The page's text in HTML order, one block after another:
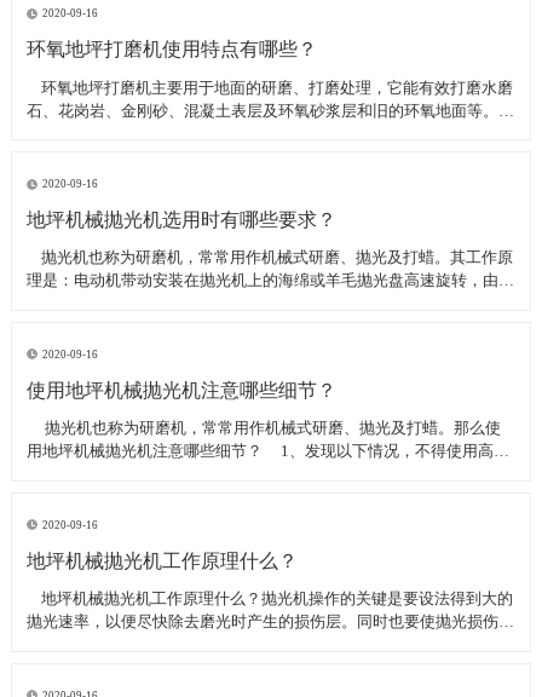
2020-09-16
环氧地坪打磨机使用特点有哪些？
​ 环氧地坪打磨机主要用于地面的研磨、打磨处理，它能有效打磨水磨
石、花岗岩、金刚砂、混凝土表层及环氧砂浆层和旧的环氧地面等。具
地坪工程处理的必备设
2020-09-16
地坪机械抛光机选用时有哪些要求？
​ 抛光机也称为研磨机，常常用作机械式研磨、抛光及打蜡。其工作原
理是：电动机带动安装在抛光机上的海绵或羊毛抛光盘高速旋转，由于
求？
2020-09-16
使用地坪机械抛光机注意哪些细节？
​ 抛光机也称为研磨机，常常用作机械式研磨、抛光及打蜡。那么使
用地坪机械抛光机注意哪些细节？ 1、发现以下情况，不得使用高速
2020-09-16
地坪机械抛光机工作原理什么？
​ 地坪机械抛光机工作原理什么？抛光机操作的关键是要设法得到大的
抛光速率，以便尽快除去磨光时产生的损伤层。同时也要使抛光损伤层
较深；后者要求使用最细的